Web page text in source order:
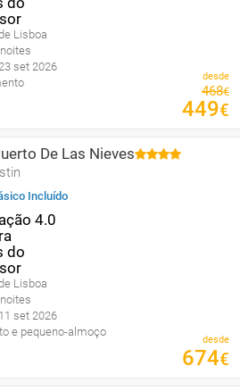
Lisboa
set 2026
desde
468€
449€
De Las Nieves
Incluído
Lisboa
set 2026
e pequeno-almoço
desde
674€